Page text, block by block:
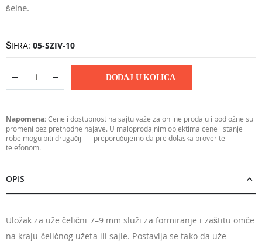
šelne.
ŠIFRA 05-SZIV-10
DODAJ U KOLICA
Napomena:Cene i dostupnost na sajtu važe za online prodaju i podložne su
promeni bez prethodne najave. U maloprodajnim objektima cene i stanje
robe mogu biti drugačiji — preporučujemo da pre dolaska proverite
telefonom.
OPIS
Uložak za uže čelični 7–9 mm služi za formiranje i zaštitu omče
na kraju čeličnog užeta ili sajle. Postavlja se tako da uže